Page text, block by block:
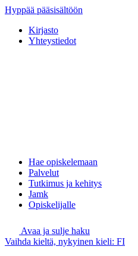
Hyppää pääsisältöön
Kirjasto
Yhteystiedot
Hae opiskelemaan
Palvelut
Tutkimus ja kehitys
Jamk
Opiskelijalle
Avaa ja sulje haku
Vaihda kieltä, nykyinen kieli: FI